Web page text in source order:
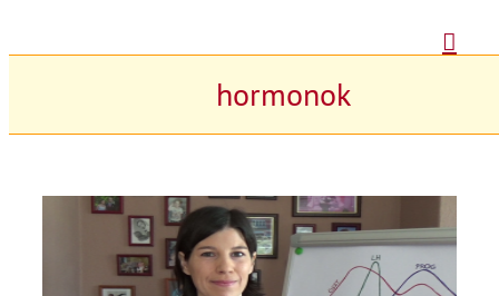
hormonok